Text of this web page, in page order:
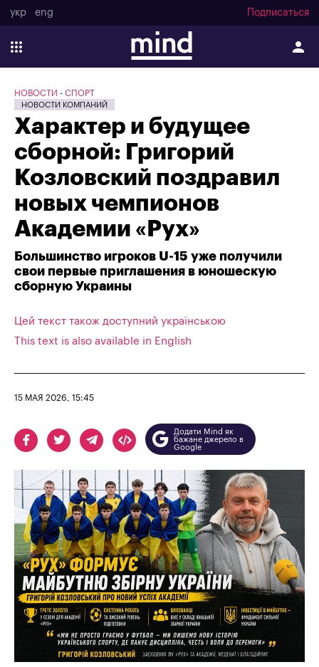
укр eng Подписаться
НОВОСТИ СПОРТ
НОВОСТИ КОМПАНИЙ
Характер и будущее
сборной: Григорий
Козловский поздравил
новых чемпионов
Академии «Рух»
Большинство игроков U-15 уже получили
свои первые приглашения в юношескую
сборную Украины
Цей текст також доступний українською
This text is also available in English
15 МАЯ 2026, 15:45
Додати Mind як
бажане джерело в
Google